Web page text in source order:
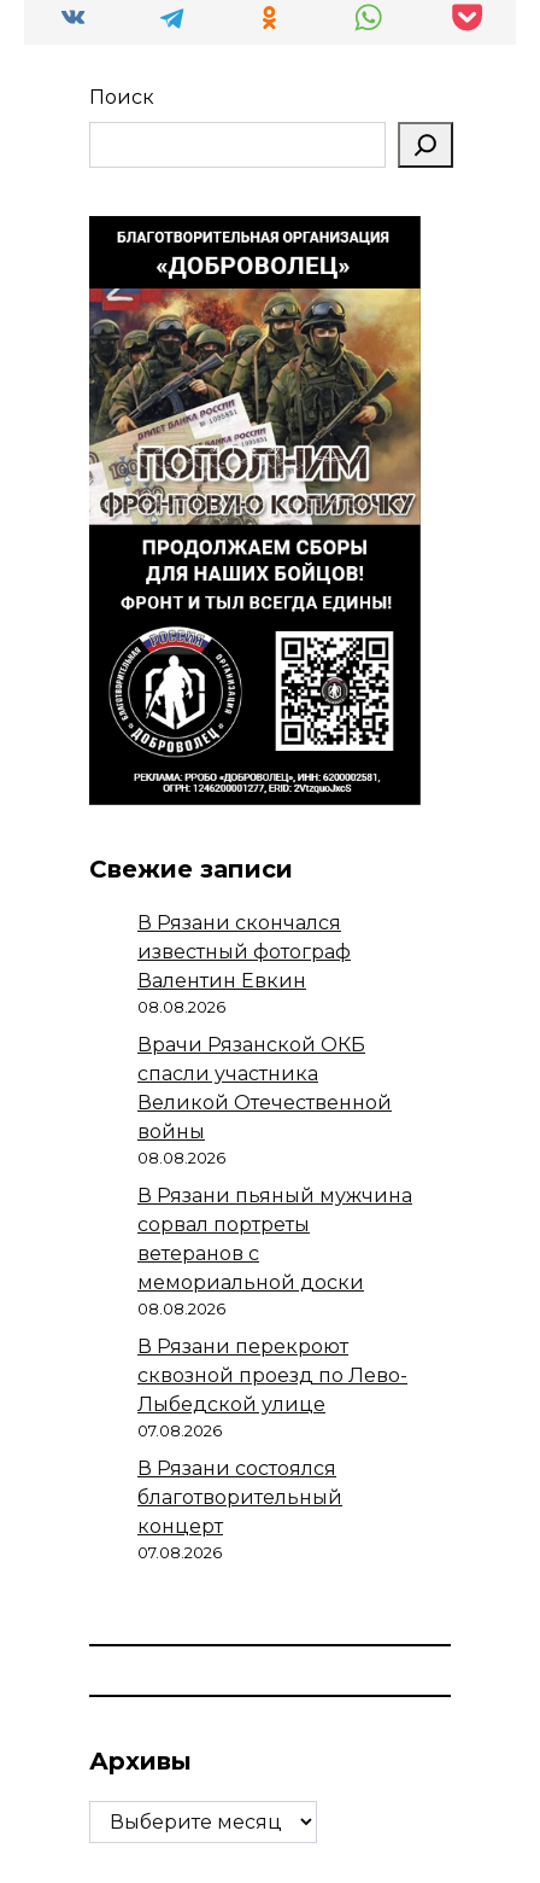
Поиск
Свежие записи
В Рязани скончался
известный фотограф
Валентин Евкин
08.08.2026
Врачи Рязанской ОКБ
спасли участника
Великой Отечественной
войны
08.08.2026
В Рязани пьяный мужчина
сорвал портреты
ветеранов с
мемориальной доски
08.08.2026
В Рязани перекроют
сквозной проезд по Лево-
Лыбедской улице
07.08.2026
В Рязани состоялся
благотворительный
концерт
07.08.2026
Архивы
Архивы